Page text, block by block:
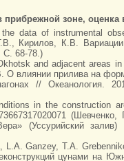
зоне, оценка
data of instrumental
Кирилов, К.В.
С. 68-78.)
and adjacent areas
О влиянии прилива на
// Океанология.
in the construction
(Уссурийский
Ganzey, T.A.
цунами на